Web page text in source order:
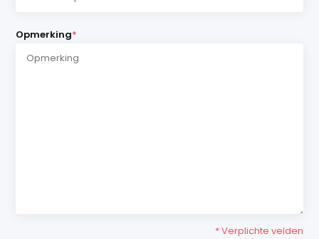
Opmerking*
* Verplichte velden